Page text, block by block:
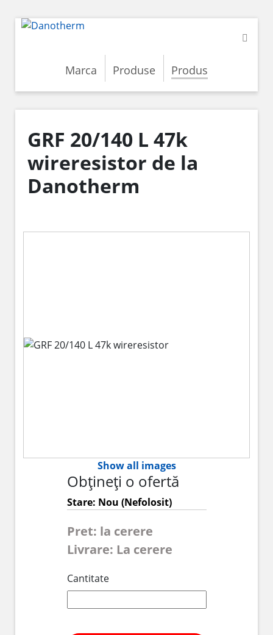
Marca Produse Produs
GRF 20/140 L 47k
wireresistor de la
Danotherm
Show all images
Obțineți o ofertă
Stare: Nou (Nefolosit)
Pret: la cerere
Livrare: La cerere
Cantitate